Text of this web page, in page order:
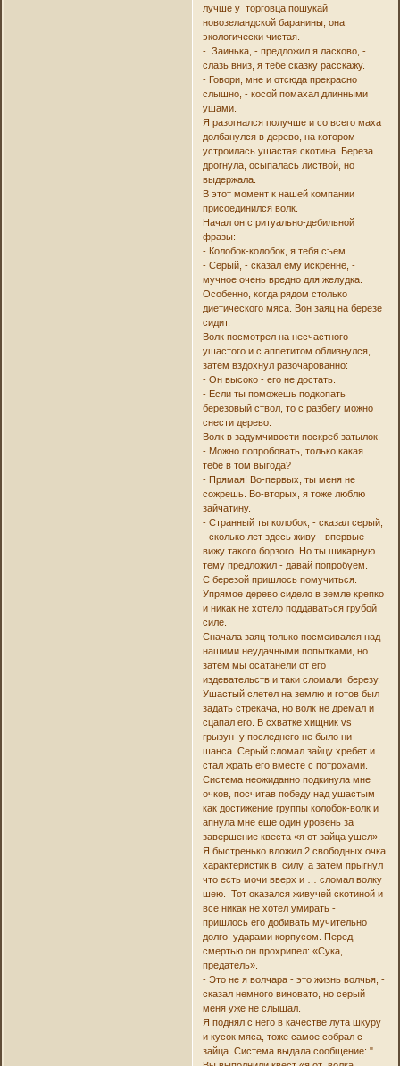
лучше у торговца пошукай
новозеландской баранины, она
экологически чистая.
- Заинька, - предложил я ласково, -
слазь вниз, я тебе сказку расскажу.
- Говори, мне и отсюда прекрасно
слышно, - косой помахал длинными
ушами.
Я разогнался получше и со всего маха
долбанулся в дерево, на котором
устроилась ушастая скотина. Береза
дрогнула, осыпалась листвой, но
выдержала.
В этот момент к нашей компании
присоединился волк.
Начал он с ритуально-дебильной
фразы:
- Колобок-колобок, я тебя съем.
- Серый, - сказал ему искренне, -
мучное очень вредно для желудка.
Особенно, когда рядом столько
диетического мяса. Вон заяц на березе
сидит.
Волк посмотрел на несчастного
ушастого и с аппетитом облизнулся,
затем вздохнул разочарованно:
- Он высоко - его не достать.
- Если ты поможешь подкопать
березовый ствол, то с разбегу можно
снести дерево.
Волк в задумчивости поскреб затылок.
- Можно попробовать, только какая
тебе в том выгода?
- Прямая! Во-первых, ты меня не
сожрешь. Во-вторых, я тоже люблю
зайчатину.
- Странный ты колобок, - сказал серый,
- сколько лет здесь живу - впервые
вижу такого борзого. Но ты шикарную
тему предложил - давай попробуем.
С березой пришлось помучиться.
Упрямое дерево сидело в земле крепко
и никак не хотело поддаваться грубой
силе.
Сначала заяц только посмеивался над
нашими неудачными попытками, но
затем мы осатанели от его
издевательств и таки сломали березу.
Ушастый слетел на землю и готов был
задать стрекача, но волк не дремал и
сцапал его. В схватке хищник vs
грызун у последнего не было ни
шанса. Серый сломал зайцу хребет и
стал жрать его вместе с потрохами.
Система неожиданно подкинула мне
очков, посчитав победу над ушастым
как достижение группы колобок-волк и
апнула мне еще один уровень за
завершение квеста «я от зайца ушел».
Я быстренько вложил 2 свободных очка
характеристик в силу, а затем прыгнул
что есть мочи вверх и … сломал волку
шею. Тот оказался живучей скотиной и
все никак не хотел умирать -
пришлось его добивать мучительно
долго ударами корпусом. Перед
смертью он прохрипел: «Сука,
предатель».
- Это не я волчара - это жизнь волчья, -
сказал немного виновато, но серый
меня уже не слышал.
Я поднял с него в качестве лута шкуру
и кусок мяса, тоже самое собрал с
зайца. Система выдала сообщение: "